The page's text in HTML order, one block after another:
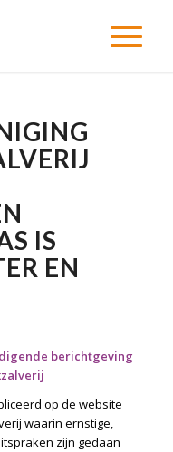
IS
EN
berichtgeving
op de website
waarin ernstige,
zijn gedaan